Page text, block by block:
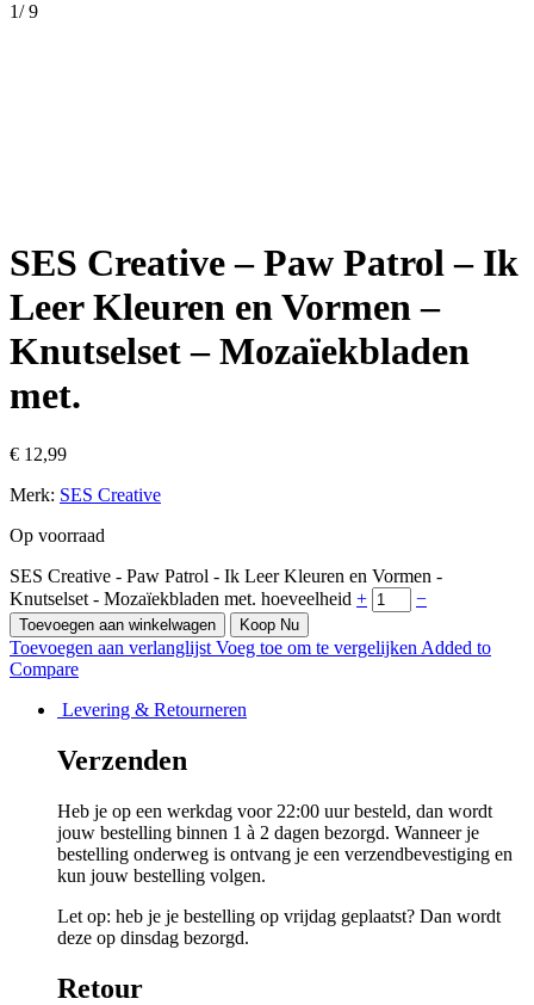
1/9
SES Creative – Paw Patrol – Ik
Leer Kleuren en Vormen –
Knutselset – Mozaïekbladen
met.
€ 12,99
Merk: SES Creative
Op voorraad
SES Creative - Paw Patrol - Ik Leer Kleuren en Vormen -
Knutselset - Mozaïekbladen met. hoeveelheid + −
Toevoegen aan winkelwagen Koop Nu
Toevoegen aan verlanglijst Voeg toe om te vergelijken Added to
Compare
Levering & Retourneren
Verzenden
Heb je op een werkdag voor 22:00 uur besteld, dan wordt
jouw bestelling binnen 1 à 2 dagen bezorgd. Wanneer je
bestelling onderweg is ontvang je een verzendbevestiging en
kun jouw bestelling volgen.
Let op: heb je je bestelling op vrijdag geplaatst? Dan wordt
deze op dinsdag bezorgd.
Retour